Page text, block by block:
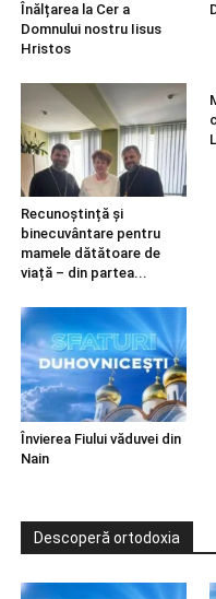
Înălțarea la Cer a
Domnului nostru Iisus
Hristos
Recunoștință și
binecuvântare pentru
mamele dătătoare de
viață – din partea...
Învierea Fiului văduvei din
Nain
Descoperă ortodoxia